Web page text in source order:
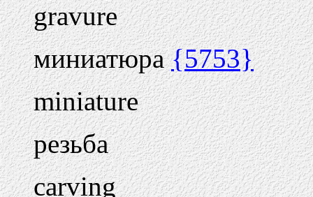
gravure
миниатюра{5753}
miniature
резьба
carving